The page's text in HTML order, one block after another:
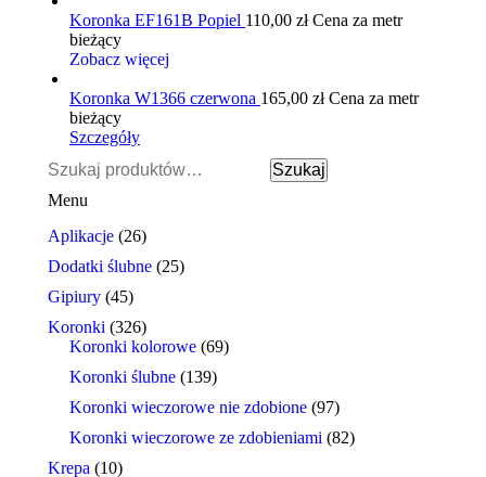
Koronka EF161B Popiel 110,00 złCena za metr
bieżący
Zobacz więcej
Koronka W1366 czerwona 165,00 złCena za metr
bieżący
Szczegóły
Szukaj:
Szukaj
Menu
Aplikacje (26)
Dodatki ślubne (25)
Gipiury (45)
Koronki (326)
Koronki kolorowe (69)
Koronki ślubne (139)
Koronki wieczorowe nie zdobione (97)
Koronki wieczorowe ze zdobieniami (82)
Krepa (10)